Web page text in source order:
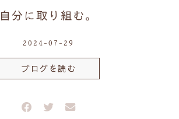
自分に取り組む。
2024-07-29
ブログを読む